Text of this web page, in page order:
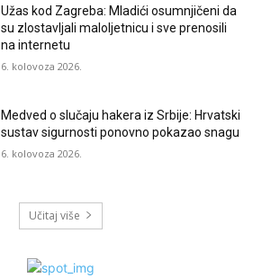
Užas kod Zagreba: Mladići osumnjičeni da
su zlostavljali maloljetnicu i sve prenosili
na internetu
6. kolovoza 2026.
Medved o slučaju hakera iz Srbije: Hrvatski
sustav sigurnosti ponovno pokazao snagu
6. kolovoza 2026.
Učitaj više